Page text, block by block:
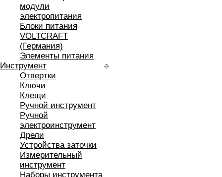
модули
электропитания
Блоки питания
VOLTCRAFT
(Германия)
Элементы питания
Инструмент
Отвертки
Ключи
Клещи
Ручной инструмент
Ручной
электроинструмент
Дрели
Устройства заточки
Измерительный
инструмент
Наборы инструмента